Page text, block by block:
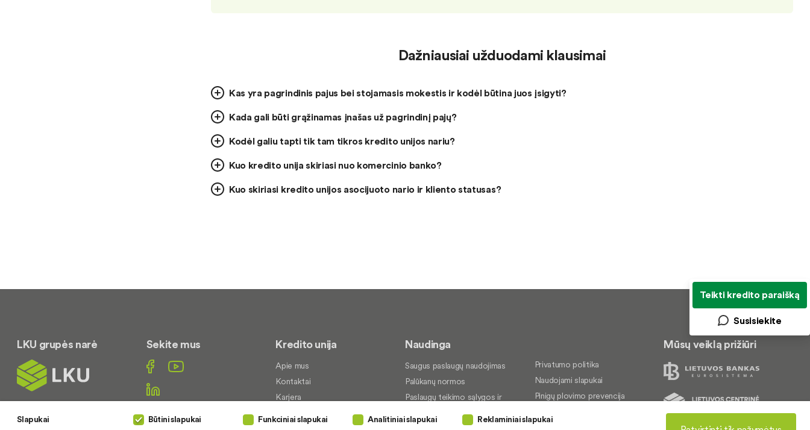
Dažniausiai užduodami klausimai
Kas yra pagrindinis pajus bei stojamasis mokestis ir kodėl būtina juos įsigyti?
Kada gali būti grąžinamas įnašas už pagrindinį pajų?
Kodėl galiu tapti tik tam tikros kredito unijos nariu?
Kuo kredito unija skiriasi nuo komercinio banko?
Kuo skiriasi kredito unijos asocijuoto nario ir kliento statusas?
LKU grupės narė Sekite mus
Susisiekite
Kredito unija
Apie mus
Kontaktai
Karjera
Socialinė atsakomybė
Naudinga
Saugus paslaugų naudojimas
Palūkanų normos
Paslaugų teikimo sąlygos ir
Paslaugų sutrikimai
Privatumo politika
Naudojami slapukai
Pinigų plovimo prevencija
Mūsų veiklą prižiūri
Teikti kredito paraišką
Susisiekite
Slapukai Būtini slapukai Funkciniai slapukai Analitiniai slapukai Reklaminiai slapukai